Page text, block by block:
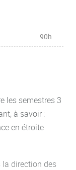
90h
les semestres 3
à savoir :
en étroite
direction des